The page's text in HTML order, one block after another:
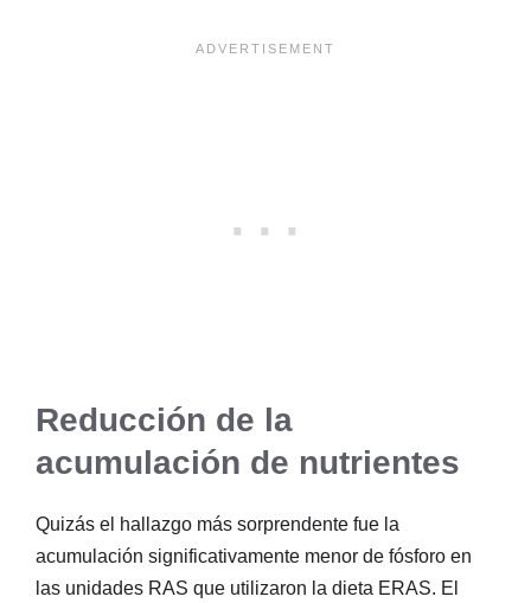
Reducción de la
acumulación de nutrientes
Quizás el hallazgo más sorprendente fue la
acumulación significativamente menor de fósforo en
las unidades RAS que utilizaron la dieta ERAS. El